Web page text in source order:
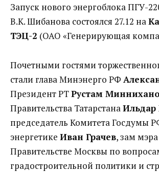
Запуск нового энергоблока ПГУ-
В.К. Шибанова состоялся 27.12 на
ТЭЦ-2 (ОАО «Генерирующая
Почетными гостями
стали глава Минэнерго РФ
Президент РТРустам
Правительства ТатарстанаИльдар
председатель Комитета Госдумы
энергетике Иван Грачев, зам
Правительстве Москвы по
градостроительной политики и